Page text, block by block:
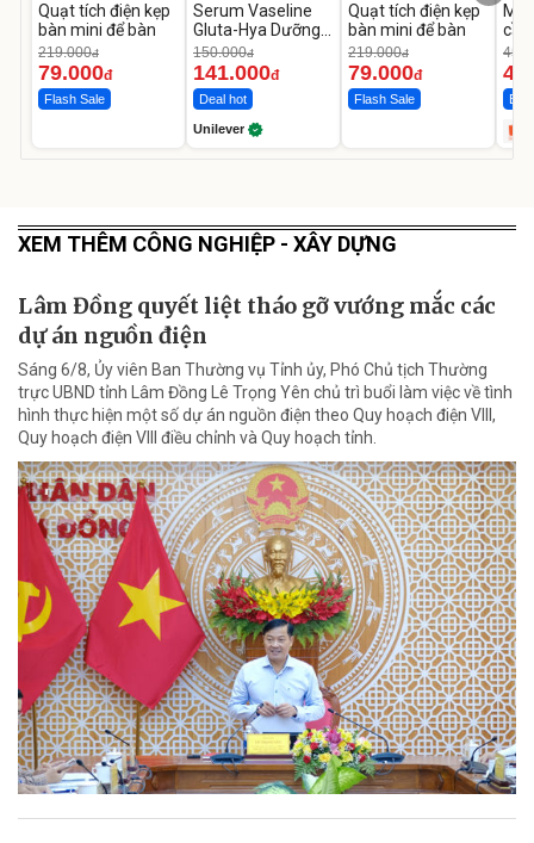
Quạt tích điện kẹp
bàn mini để bàn
219.000đ
79.000đ
Flash Sale
Serum Vaseline
Gluta-Hya Dưỡng
Da Sáng Mịn Sau 7
Ngày
150.000đ
141.000đ
Deal hot
Unilever
Quạt tích điện kẹp
bàn mini để bàn
219.000đ
79.000đ
Flash Sale
XEM THÊM CÔNG NGHIỆP - XÂY DỰNG
Lâm Đồng quyết liệt tháo gỡ vướng mắc các
dự án nguồn điện
Sáng 6/8, Ủy viên Ban Thường vụ Tỉnh ủy, Phó Chủ tịch Thường
trực UBND tỉnh Lâm Đồng Lê Trọng Yên chủ trì buổi làm việc về tình
hình thực hiện một số dự án nguồn điện theo Quy hoạch điện VIII,
Quy hoạch điện VIII điều chỉnh và Quy hoạch tỉnh.